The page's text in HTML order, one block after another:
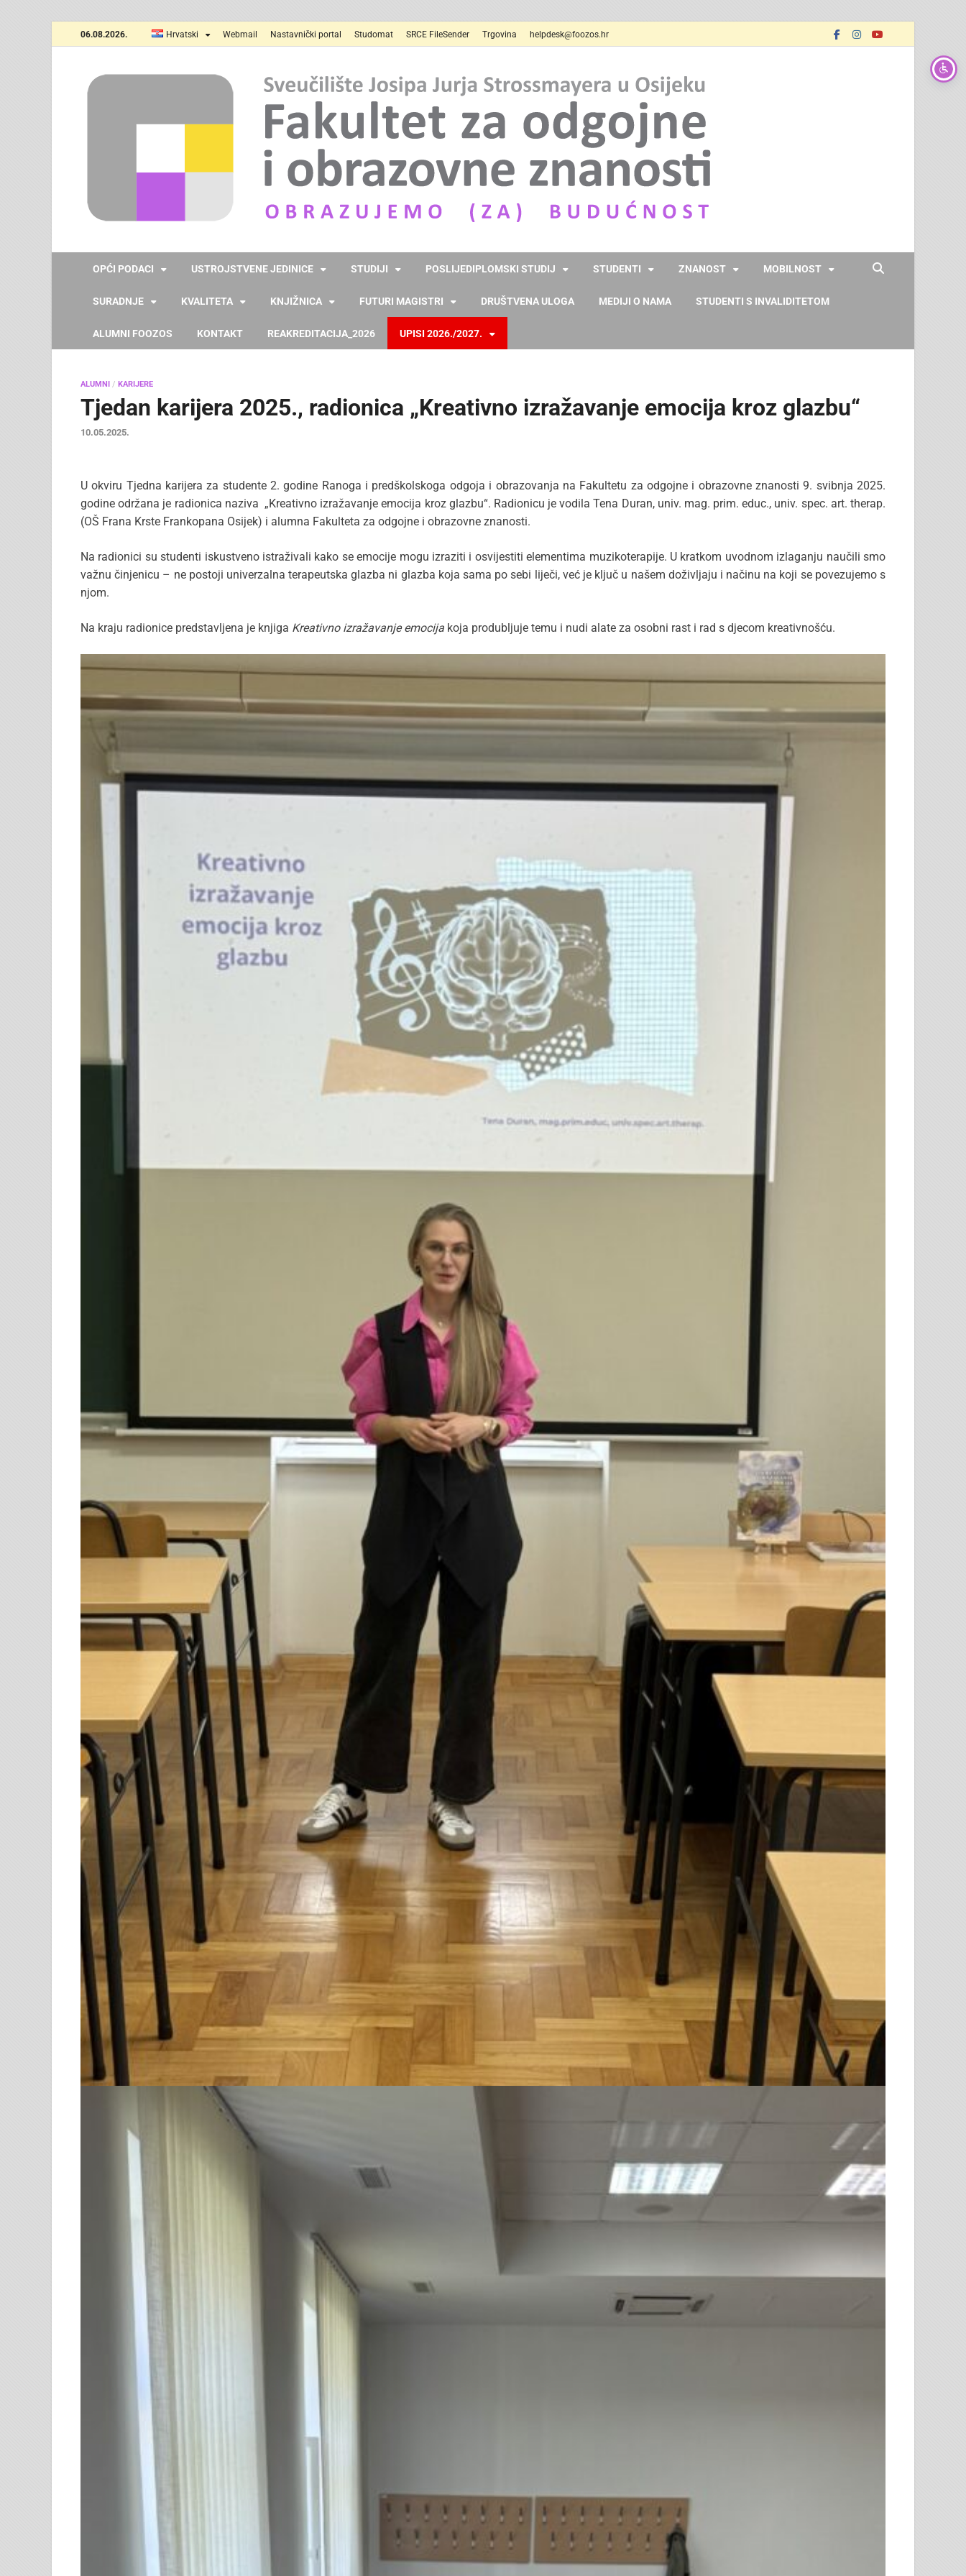
06.08.2026. Hrvatski Webmail Nastavnički portal Studomat SRCE FileSender Trgovina helpdesk@foozos.hr
OPĆI PODACI USTROJSTVENE JEDINICE STUDIJI POSLIJEDIPLOMSKI STUDIJ STUDENTI ZNANOST MOBILNOST
SURADNJE KVALITETA KNJIŽNICA FUTURI MAGISTRI DRUŠTVENA ULOGA MEDIJI O NAMA STUDENTI S INVALIDITETOM
ALUMNI FOOZOS KONTAKT REAKREDITACIJA_2026 UPISI 2026./2027.
ALUMNI / KARIJERE
Tjedan karijera 2025., radionica „Kreativno izražavanje emocija kroz glazbu“
10.05.2025.
U okviru Tjedna karijera za studente 2. godine Ranoga i predškolskoga odgoja i obrazovanja na Fakultetu za odgojne i obrazovne znanosti 9. svibnja 2025.
godine održana je radionica naziva „Kreativno izražavanje emocija kroz glazbu“. Radionicu je vodila Tena Duran, univ. mag. prim. educ., univ. spec. art. therap.
(OŠ Frana Krste Frankopana Osijek) i alumna Fakulteta za odgojne i obrazovne znanosti.
Na radionici su studenti iskustveno istraživali kako se emocije mogu izraziti i osvijestiti elementima muzikoterapije. U kratkom uvodnom izlaganju naučili smo
važnu činjenicu – ne postoji univerzalna terapeutska glazba ni glazba koja sama po sebi liječi, već je ključ u našem doživljaju i načinu na koji se povezujemo s
njom.
Na kraju radionice predstavljena je knjiga Kreativno izražavanje emocija koja produbljuje temu i nudi alate za osobni rast i rad s djecom kreativnošću.